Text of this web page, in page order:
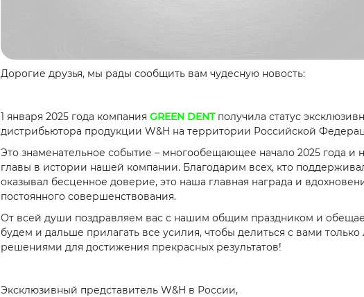
Дорогие друзья, мы рады сообщить вам чудесную новость:
1 января 2025 года компания GREEN DENTполучила статус
дистрибьютора продукции W&H на территории Российской
Это знаменательное событие – многообещающее начало 2025 года и
главы в истории нашей компании. Благодарим всех, кто
оказывал бесценное доверие, это наша главная награда и
постоянного совершенствования.
От всей души поздравляем вас с нашим общим праздником и
будем и дальше прилагать все усилия, чтобы делиться с вами
решениями для достижения прекрасных результатов!
Эксклюзивный представитель W&H в России,